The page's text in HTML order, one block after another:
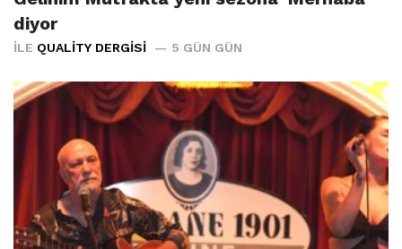
diyor
İLE QUALITY DERGISI 5 GÜN GÜN